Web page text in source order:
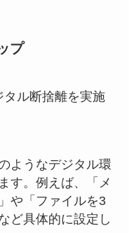
プ
タル断捨離を実施
ようなデジタル環
す。例えば、「メ
や「ファイルを3
ど具体的に設定し